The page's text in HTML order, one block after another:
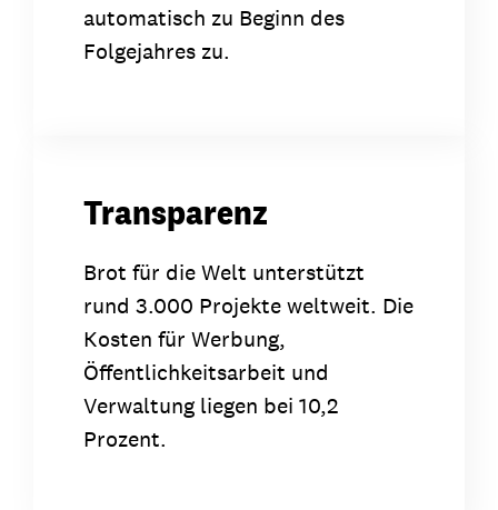
automatisch zu Beginn des
Folgejahres zu.
Transparenz
Brot für die Welt unterstützt
rund 3.000 Projekte weltweit. Die
Kosten für Werbung,
Öffentlichkeitsarbeit und
Verwaltung liegen bei 10,2
Prozent.